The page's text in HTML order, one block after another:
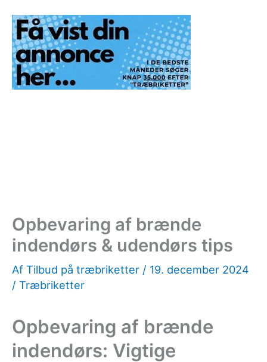
Opbevaring af brænde
indendørs & udendørs tips
Af Tilbud på træbriketter / 19. december 2024
/ Træbriketter
Opbevaring af brænde
indendørs: Vigtige